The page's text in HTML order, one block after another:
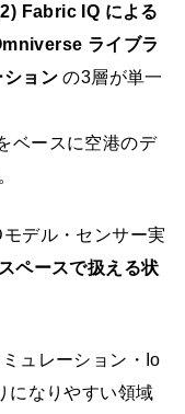
Fabric IQ による
ライブラ
ション の3層が単一
ベースに空港のデ
デル・センサー実
ペースで扱える状
ュレーション・Io
になりやすい領域